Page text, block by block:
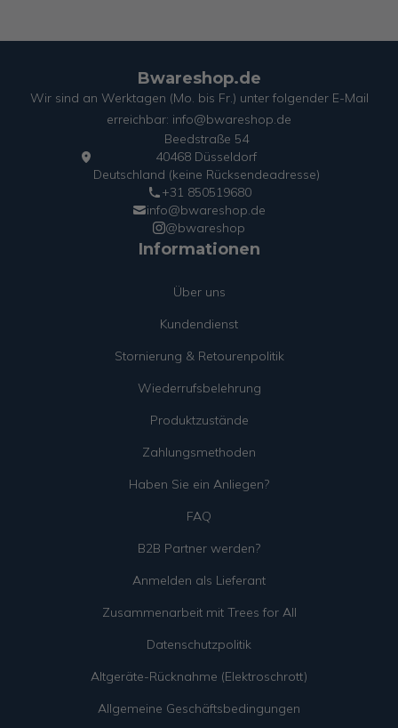
Bwareshop.de
Wir sind an Werktagen (Mo. bis Fr.) unter folgender E-Mail
erreichbar: info@bwareshop.de
Beedstraße 54
40468 Düsseldorf
Deutschland (keine Rücksendeadresse)
+31 850519680
info@bwareshop.de
@bwareshop
Informationen
Über uns
Kundendienst
Stornierung & Retourenpolitik
Wiederrufsbelehrung
Produktzustände
Zahlungsmethoden
Haben Sie ein Anliegen?
FAQ
B2B Partner werden?
Anmelden als Lieferant
Zusammenarbeit mit Trees for All
Datenschutzpolitik
Altgeräte-Rücknahme (Elektroschrott)
Allgemeine Geschäftsbedingungen